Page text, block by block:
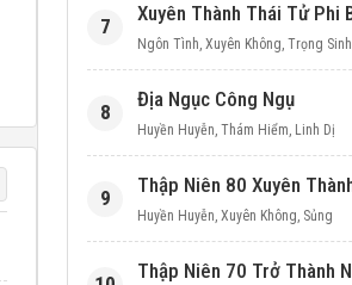
7
Ngôn Tình, Xuyên Không, Trọng Sinh
8
Địa Ngục Công Ngụ
Huyền Huyễn, Thám Hiểm, Linh Dị
9
Huyền Huyễn, Xuyên Không, Sủng